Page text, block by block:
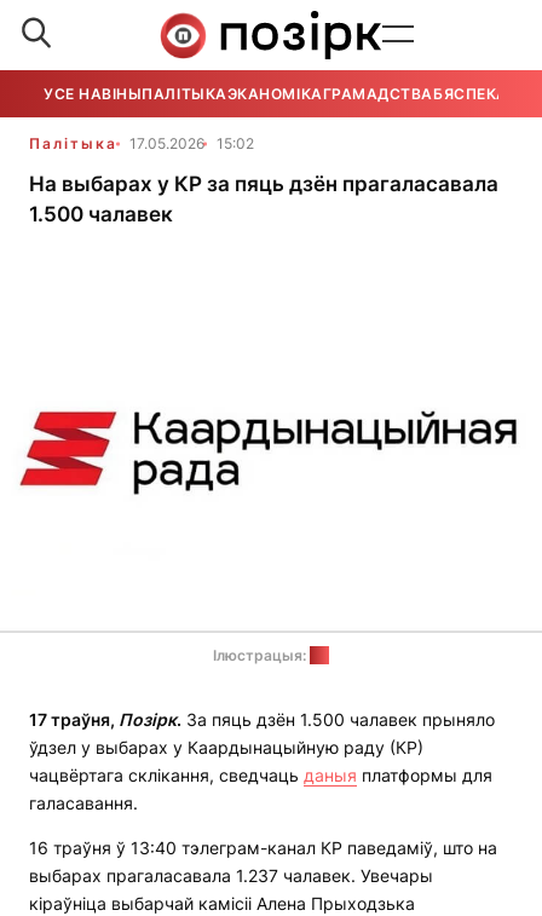
УСЕ НАВІНЫПАЛІТЫКАЭКАНОМІКАГРАМАДСТВАБЯСПЕКА
Палітыка 17.05.2026 15:02
На выбарах у КР за пяць дзён прагаласавала
1.500 чалавек
Ілюстрацыя:
17 траўня, Позірк. За пяць дзён 1.500 чалавек прыняло
ўдзел у выбарах у Каардынацыйную раду (КР)
чацвёртага склікання, сведчаць даныя платформы для
галасавання.
16 траўня ў 13:40 тэлеграм-канал КР паведаміў, што на
выбарах прагаласавала 1.237 чалавек. Увечары
кіраўніца выбарчай камісіі Алена Прыходзька